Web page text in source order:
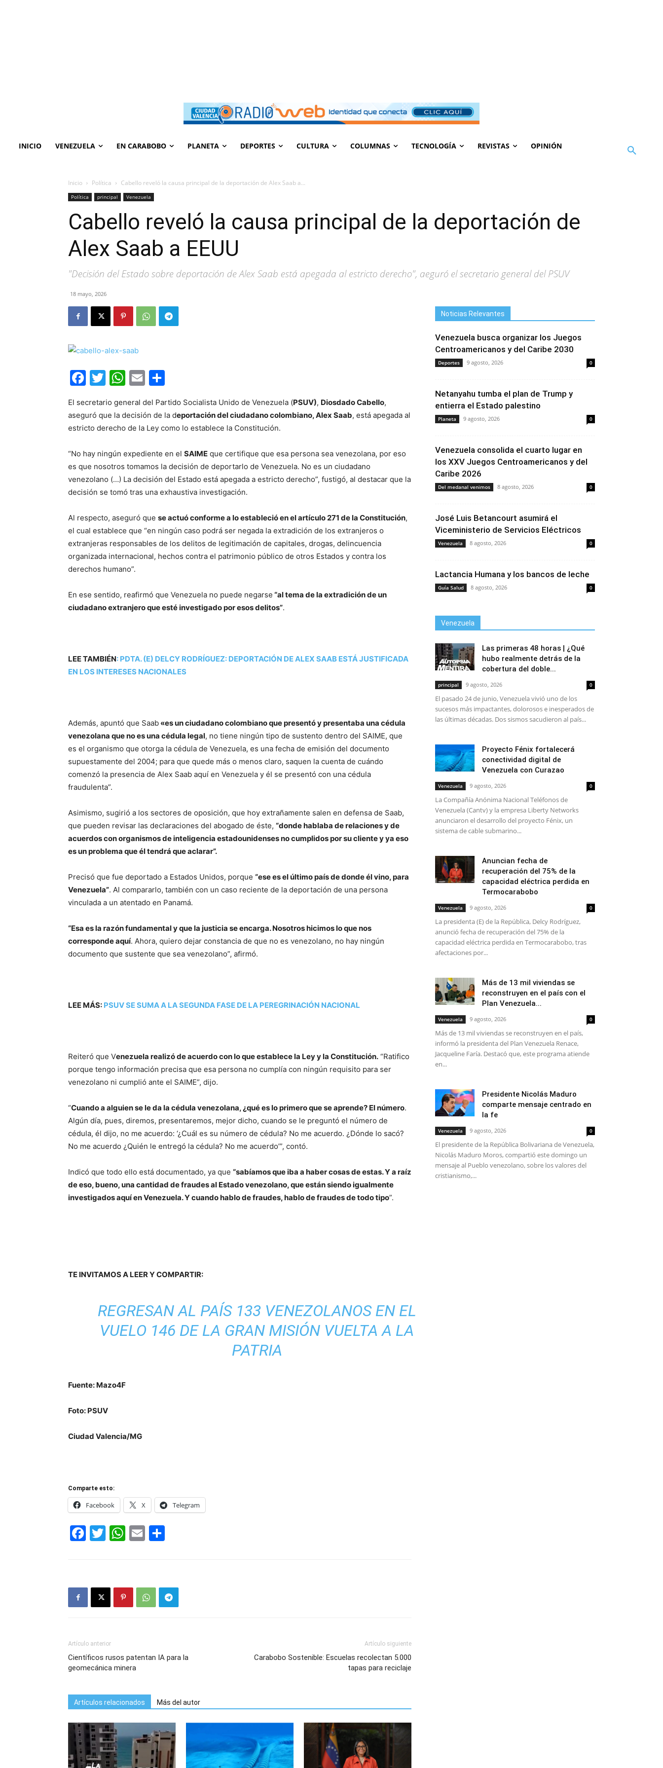
INICIO VENEZUELA EN CARABOBO PLANETA DEPORTES CULTURA COLUMNAS TECNOLOGÍA REVISTAS OPINIÓN
Inicio Política Cabello reveló la causa principal de la deportación de Alex Saab a...
Política principal Venezuela
Cabello reveló la causa principal de la deportación de
Alex Saab a EEUU
"Decisión del Estado sobre deportación de Alex Saab está apegada al estricto derecho", aeguró el secretario general del PSUV
18 mayo, 2026
Facebook
Twitter
WhatsApp
Email
El secretario general del Partido Socialista Unido de Venezuela (PSUV), Diosdado Cabello,
aseguró que la decisión de la deportación del ciudadano colombiano, Alex Saab, está apegada al
estricto derecho de la Ley como lo establece la Constitución.
“No hay ningún expediente en el SAIME que certifique que esa persona sea venezolana, por eso
es que nosotros tomamos la decisión de deportarlo de Venezuela. No es un ciudadano
venezolano (…) La decisión del Estado está apegada a estricto derecho”, fustigó, al destacar que la
decisión se tomó tras una exhaustiva investigación.
Al respecto, aseguró que se actuó conforme a lo estableció en el artículo 271 de la Constitución,
el cual establece que “en ningún caso podrá ser negada la extradición de los extranjeros o
extranjeras responsables de los delitos de legitimación de capitales, drogas, delincuencia
organizada internacional, hechos contra el patrimonio público de otros Estados y contra los
derechos humano”.
En ese sentido, reafirmó que Venezuela no puede negarse “al tema de la extradición de un
ciudadano extranjero que esté investigado por esos delitos”.
LEE TAMBIÉN: PDTA. (E) DELCY RODRÍGUEZ: DEPORTACIÓN DE ALEX SAAB ESTÁ JUSTIFICADA
EN LOS INTERESES NACIONALES
Además, apuntó que Saab «es un ciudadano colombiano que presentó y presentaba una cédula
venezolana que no es una cédula legal, no tiene ningún tipo de sustento dentro del SAIME, que
es el organismo que otorga la cédula de Venezuela, es una fecha de emisión del documento
supuestamente del 2004; para que quede más o menos claro, saquen la cuenta de cuándo
comenzó la presencia de Alex Saab aquí en Venezuela y él se presentó con una cédula
fraudulenta”.
Asimismo, sugirió a los sectores de oposición, que hoy extrañamente salen en defensa de Saab,
que pueden revisar las declaraciones del abogado de éste, “donde hablaba de relaciones y de
acuerdos con organismos de inteligencia estadounidenses no cumplidos por su cliente y ya eso
es un problema que él tendrá que aclarar”.
Precisó que fue deportado a Estados Unidos, porque “ese es el último país de donde él vino, para
Venezuela”. Al compararlo, también con un caso reciente de la deportación de una persona
vinculada a un atentado en Panamá.
“Esa es la razón fundamental y que la justicia se encarga. Nosotros hicimos lo que nos
corresponde aquí. Ahora, quiero dejar constancia de que no es venezolano, no hay ningún
documento que sustente que sea venezolano”, afirmó.
LEE MÁS: PSUV SE SUMA A LA SEGUNDA FASE DE LA PEREGRINACIÓN NACIONAL
Reiteró que Venezuela realizó de acuerdo con lo que establece la Ley y la Constitución. “Ratifico
porque tengo información precisa que esa persona no cumplía con ningún requisito para ser
venezolano ni cumplió ante el SAIME”, dijo.
“Cuando a alguien se le da la cédula venezolana, ¿qué es lo primero que se aprende? El número.
Algún día, pues, diremos, presentaremos, mejor dicho, cuando se le preguntó el número de
cédula, él dijo, no me acuerdo: ‘¿Cuál es su número de cédula? No me acuerdo. ¿Dónde lo sacó?
No me acuerdo ¿Quién le entregó la cédula? No me acuerdo’”, contó.
Indicó que todo ello está documentado, ya que “sabíamos que iba a haber cosas de estas. Y a raíz
de eso, bueno, una cantidad de fraudes al Estado venezolano, que están siendo igualmente
investigados aquí en Venezuela. Y cuando hablo de fraudes, hablo de fraudes de todo tipo”.
TE INVITAMOS A LEER Y COMPARTIR:
REGRESAN AL PAÍS 133 VENEZOLANOS EN EL
VUELO 146 DE LA GRAN MISIÓN VUELTA A LA
PATRIA
Fuente: Mazo4F
Foto: PSUV
Ciudad Valencia/MG
Comparte esto:
Facebook X Telegram
Facebook
Twitter
WhatsApp
Email
Artículo anterior
Científicos rusos patentan IA para la
geomecánica minera
Artículo siguiente
Carabobo Sostenible: Escuelas recolectan 5.000
tapas para reciclaje
Artículos relacionados Más del autor
Noticias Relevantes
Venezuela busca organizar los Juegos
Centroamericanos y del Caribe 2030
Deportes 9 agosto, 2026 0
Netanyahu tumba el plan de Trump y
entierra el Estado palestino
Planeta 9 agosto, 2026 0
Venezuela consolida el cuarto lugar en
los XXV Juegos Centroamericanos y del
Caribe 2026
Del medanal venimos 8 agosto, 2026 0
José Luis Betancourt asumirá el
Viceministerio de Servicios Eléctricos
Venezuela 8 agosto, 2026 0
Lactancia Humana y los bancos de leche
Guía Salud 8 agosto, 2026 0
Venezuela
Las primeras 48 horas | ¿Qué
hubo realmente detrás de la
cobertura del doble...
principal 9 agosto, 2026 0
El pasado 24 de junio, Venezuela vivió uno de los
sucesos más impactantes, dolorosos e inesperados de
las últimas décadas. Dos sismos sacudieron al país...
Proyecto Fénix fortalecerá
conectividad digital de
Venezuela con Curazao
Venezuela 9 agosto, 2026 0
La Compañía Anónima Nacional Teléfonos de
Venezuela (Cantv) y la empresa Liberty Networks
anunciaron el desarrollo del proyecto Fénix, un
sistema de cable submarino...
Anuncian fecha de
recuperación del 75% de la
capacidad eléctrica perdida en
Termocarabobo
Venezuela 9 agosto, 2026 0
La presidenta (E) de la República, Delcy Rodríguez,
anunció fecha de recuperación del 75% de la
capacidad eléctrica perdida en Termocarabobo, tras
afectaciones por...
Más de 13 mil viviendas se
reconstruyen en el país con el
Plan Venezuela...
Venezuela 9 agosto, 2026 0
Más de 13 mil viviendas se reconstruyen en el país,
informó la presidenta del Plan Venezuela Renace,
Jacqueline Faría. Destacó que, este programa atiende
en...
Presidente Nicolás Maduro
comparte mensaje centrado en
la fe
Venezuela 9 agosto, 2026 0
El presidente de la República Bolivariana de Venezuela,
Nicolás Maduro Moros, compartió este domingo un
mensaje al Pueblo venezolano, sobre los valores del
cristianismo,...